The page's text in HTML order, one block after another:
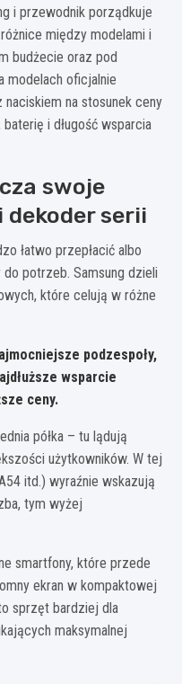
i przewodnik porządkuje
między modelami i
budżecie oraz pod
modelach oficjalnie
na stosunek ceny
i długość wsparcia
swoje
serii
łatwo przepłacić albo
potrzeb. Samsung dzieli
które celują w różne
podzespoły,
wsparcie
ceny.
półka – tu lądują
użytkowników. W tej
itd.) wyraźnie wskazują
tym wyżej
smartfony, które przede
ekran w kompaktowej
sprzęt bardziej dla
maksymalnej